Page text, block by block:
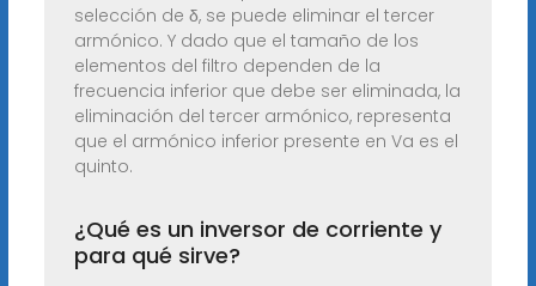
selección de δ, se puede eliminar el tercer
armónico. Y dado que el tamaño de los
elementos del filtro dependen de la
frecuencia inferior que debe ser eliminada, la
eliminación del tercer armónico, representa
que el armónico inferior presente en Va es el
quinto.
¿Qué es un inversor de corriente y
para qué sirve?